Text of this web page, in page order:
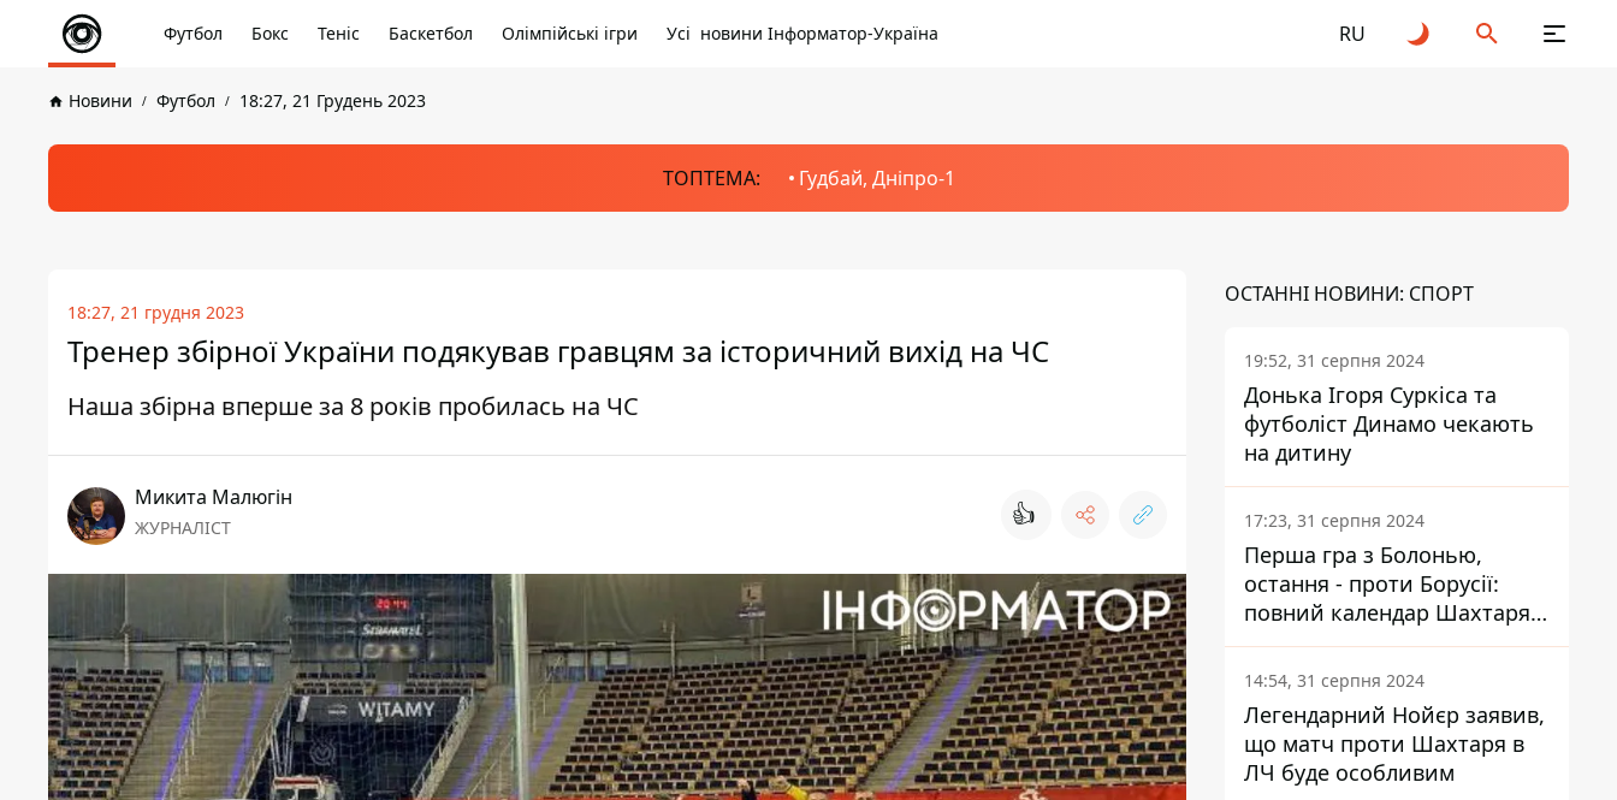
Футбол Бокс Теніс Баскетбол Олімпійські ігри Усі новини Інформатор-Україна RU
Новини Футбол 18:27, 21 Грудень 2023
ТОПТЕМА: Гудбай, Дніпро-1
18:27, 21 грудня 2023
Тренер збірної України подякував гравцям за історичний вихід на ЧС
Наша збірна вперше за 8 років пробилась на ЧС
Микита Малюгін
ЖУРНАЛІСТ 👍
ОСТАННІ НОВИНИ: СПОРТ
19:52, 31 серпня 2024
Донька Ігоря Суркіса та
футболіст Динамо чекають
на дитину
17:23, 31 серпня 2024
Перша гра з Болонью,
остання - проти Борусії:
повний календар Шахтаря в
новій ЛЧ
14:54, 31 серпня 2024
Легендарний Нойєр заявив,
що матч проти Шахтаря в
ЛЧ буде особливим